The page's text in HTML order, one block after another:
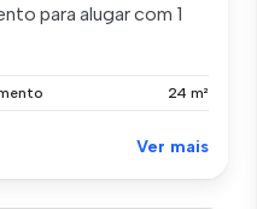
para alugar com 1
24 m²
Ver mais